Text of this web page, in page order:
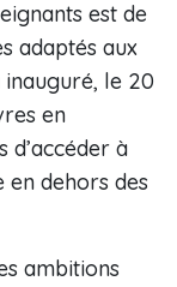
est de
adaptés aux
le 20
en
d’accéder à
en dehors des
ambitions